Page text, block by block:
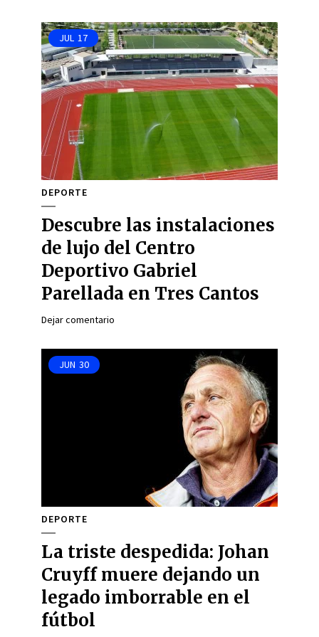
JUL 17
DEPORTE
Descubre las instalaciones
de lujo del Centro
Deportivo Gabriel
Parellada en Tres Cantos
Dejar comentario
JUN 30
DEPORTE
La triste despedida: Johan
Cruyff muere dejando un
legado imborrable en el
fútbol